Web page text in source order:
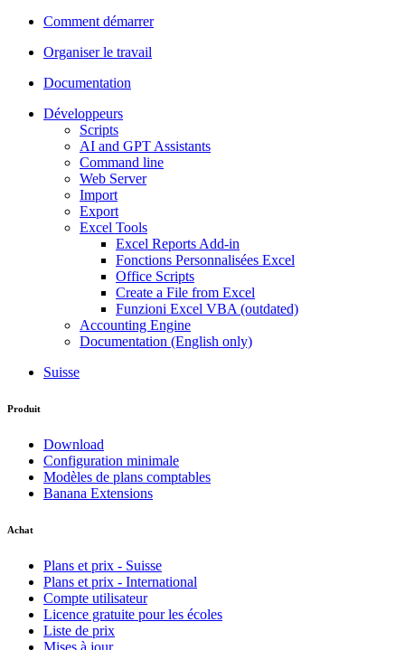
Comment démarrer
Organiser le travail
Documentation
Développeurs
Scripts
AI and GPT Assistants
Command line
Web Server
Import
Export
Excel Tools
Excel Reports Add-in
Fonctions Personnalisées Excel
Office Scripts
Create a File from Excel
Funzioni Excel VBA (outdated)
Accounting Engine
Documentation (English only)
Suisse
Produit
Download
Configuration minimale
Modèles de plans comptables
Banana Extensions
Achat
Plans et prix - Suisse
Plans et prix - International
Compte utilisateur
Licence gratuite pour les écoles
Liste de prix